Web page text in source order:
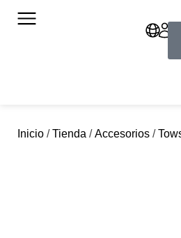
Inicio /Tienda /Accesorios /